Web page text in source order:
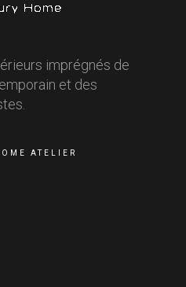
imprégnés de
et des
ATELIER